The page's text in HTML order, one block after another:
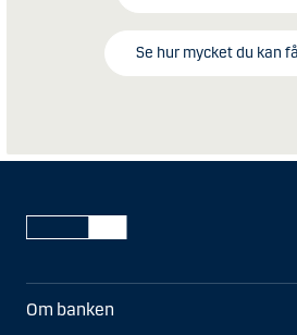
Se hur mycket du kan
Om banken